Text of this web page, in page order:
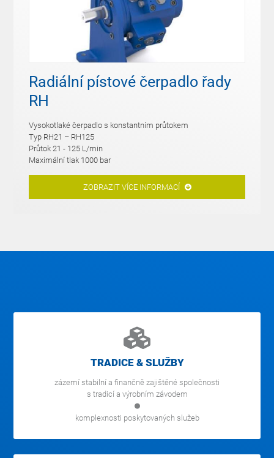
Radiální pístové čerpadlo řady
RH
Vysokotlaké čerpadlo s konstantním průtokem
Typ RH21 – RH125
Průtok 21 - 125 L/min
Maximální tlak 1000 bar
ZOBRAZIT VÍCE INFORMACÍ
TRADICE & SLUŽBY
zázemí stabilní a finančně zajištěné společnosti
s tradicí a výrobním závodem
komplexnosti poskytovaných služeb